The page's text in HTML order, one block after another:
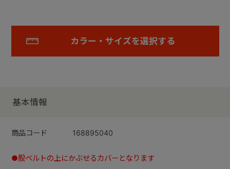
カラー・サイズを選択する
基本情報
商品コード 168895040
●股ベルトの上にかぶせるカバーとなります